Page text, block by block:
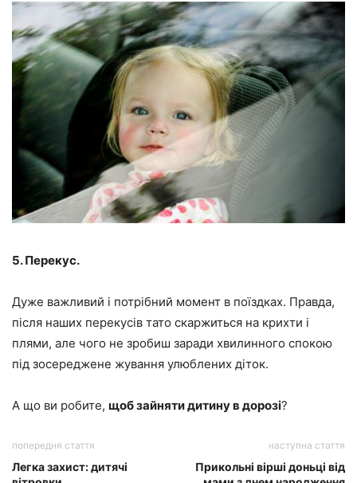
5. Перекус.
Дуже важливий і потрібний момент в поїздках. Правда,
після наших перекусів тато скаржиться на крихти і
плями, але чого не зробиш заради хвилинного спокою
під зосереджене жування улюблених діток.
А що ви робите, щоб зайняти дитину в дорозі?
попередня стаття
Легка захист: дитячі
наступна стаття
Прикольні вірші доньці від